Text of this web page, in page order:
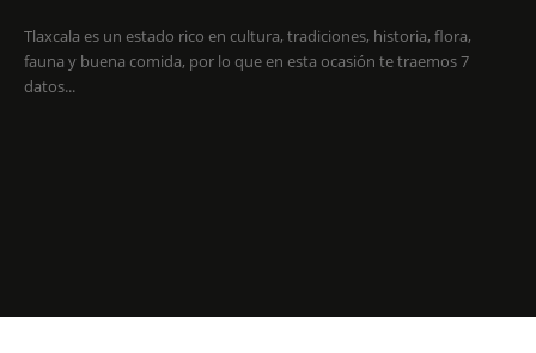
Tlaxcala es un estado rico en cultura, tradiciones, historia, flora,
fauna y buena comida, por lo que en esta ocasión te traemos 7
datos...